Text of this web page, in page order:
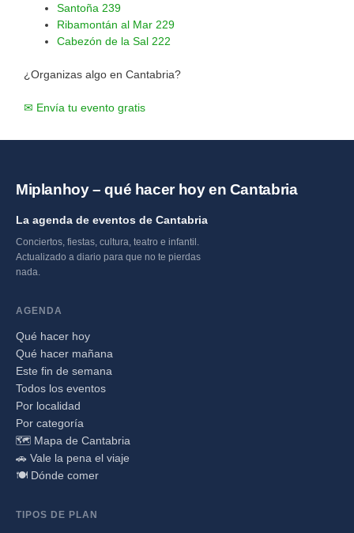
Santoña 239
Ribamontán al Mar 229
Cabezón de la Sal 222
¿Organizas algo en Cantabria?
✉ Envía tu evento gratis
Miplanhoy – qué hacer hoy en Cantabria
La agenda de eventos de Cantabria
Conciertos, fiestas, cultura, teatro e infantil.
Actualizado a diario para que no te pierdas
nada.
AGENDA
Qué hacer hoy
Qué hacer mañana
Este fin de semana
Todos los eventos
Por localidad
Por categoría
🗺️ Mapa de Cantabria
🚗 Vale la pena el viaje
🍽️ Dónde comer
TIPOS DE PLAN